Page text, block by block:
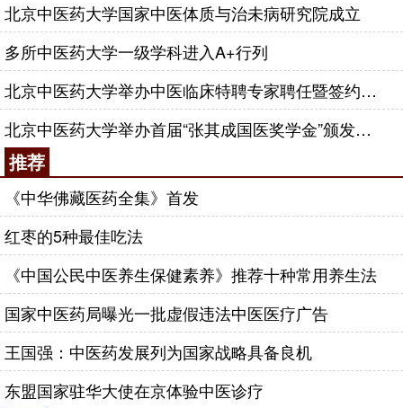
北京中医药大学国家中医体质与治未病研究院成立
多所中医药大学一级学科进入A+行列
北京中医药大学举办中医临床特聘专家聘任暨签约仪式
北京中医药大学举办首届“张其成国医奖学金”颁发仪式
推荐
《中华佛藏医药全集》首发
红枣的5种最佳吃法
《中国公民中医养生保健素养》推荐十种常用养生法
国家中医药局曝光一批虚假违法中医医疗广告
王国强：中医药发展列为国家战略具备良机
东盟国家驻华大使在京体验中医诊疗